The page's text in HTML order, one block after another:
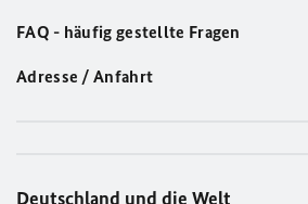
FAQ - häufig gestellte Fragen
Adresse / Anfahrt
Deutschland und die Welt